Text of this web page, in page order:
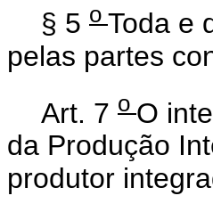
§ 5 o Toda e
pelas partes
Art. 7 o O
da Produção
produtor